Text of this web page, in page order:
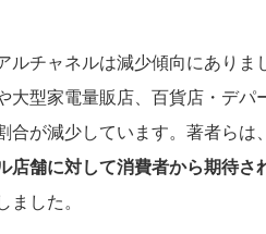
チャネルは減少傾向にありま
型家電量販店、百貨店・デパ
合が減少しています。著者らは
店舗に対して消費者から期待さ
ました。